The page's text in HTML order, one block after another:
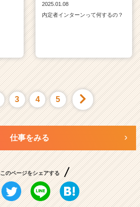
2025.01.08
内定者インターンって何するの？
3 4 5
仕事をみる
このページをシェアする